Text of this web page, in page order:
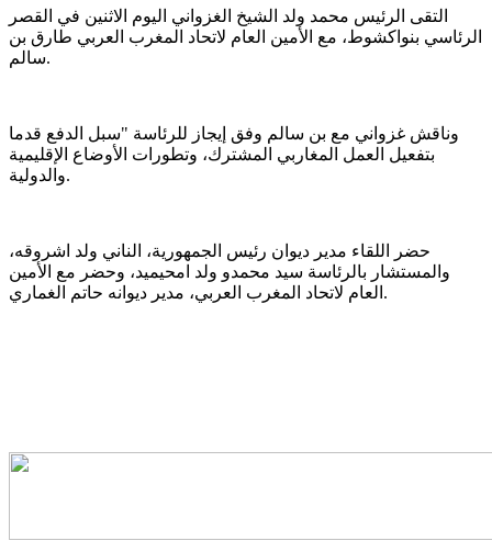
التقى الرئيس محمد ولد الشيخ الغزواني اليوم الاثنين في القصر
الرئاسي بنواكشوط، مع الأمين العام لاتحاد المغرب العربي طارق بن
سالم.
وناقش غزواني مع بن سالم وفق إيجاز للرئاسة "سبل الدفع قدما
بتفعيل العمل المغاربي المشترك، وتطورات الأوضاع الإقليمية
والدولية.
حضر اللقاء مدير ديوان رئيس الجمهورية، الناني ولد اشروقه،
والمستشار بالرئاسة سيد محمدو ولد امحيميد، وحضر مع الأمين
العام لاتحاد المغرب العربي، مدير ديوانه حاتم الغماري.